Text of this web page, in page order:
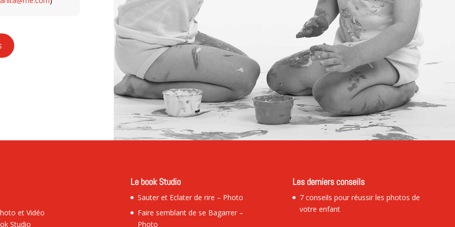
et Vidéo
Studio
Le book Studio
Sauter et Eclater de rire – Photo
Faire semblant de se Bagarrer –
Photo
Les derniers conseils
7 conseils pour réussir les photos de
votre enfant